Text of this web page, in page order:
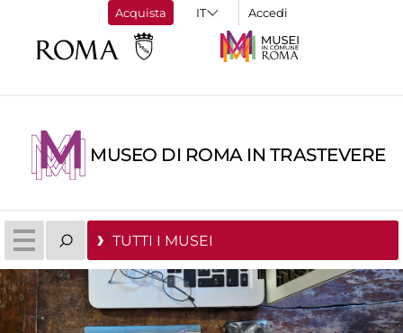
Acquista Accedi
MUSEO DI ROMA IN TRASTEVERE
TUTTI I MUSEI